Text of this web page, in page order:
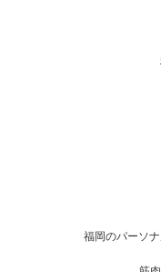
【
「
福岡のパーソ